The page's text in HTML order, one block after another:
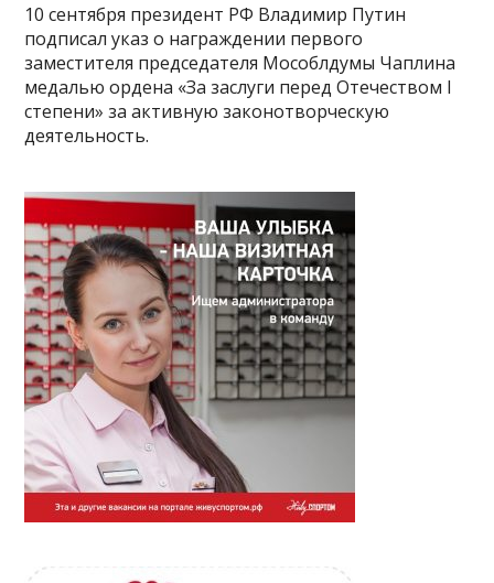
10 сентября президент РФ Владимир Путин
подписал указ о награждении первого
заместителя председателя Мособлдумы Чаплина
медалью ордена «За заслуги перед Отечеством I
степени» за активную законотворческую
деятельность.